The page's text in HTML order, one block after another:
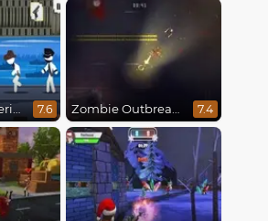
Stickman Maverick: Bad Boys Killer 7.6 Zombie Outbreak Arena 7.4